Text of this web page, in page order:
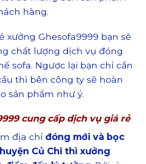
hàng.
xưởng Ghesofa9999 bạn sẽ
chất lượng dịch vụ đóng
sofa. Ngược lại bạn chỉ cần
thì bên công ty sẽ hoàn
sản phẩm như ý.
cung cấp dịch vụ giá rẻ
địa chỉđóng mới và bọc
Củ Chithì xưởng